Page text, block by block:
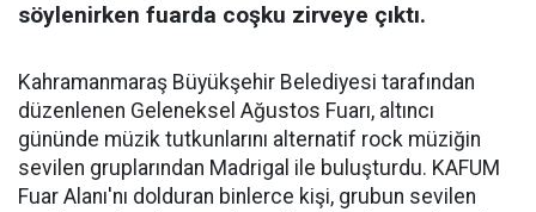
söylenirken fuarda coşku zirveye çıktı.
Kahramanmaraş Büyükşehir Belediyesi tarafından
düzenlenen Geleneksel Ağustos Fuarı, altıncı
gününde müzik tutkunlarını alternatif rock müziğin
sevilen gruplarından Madrigal ile buluşturdu. KAFUM
Fuar Alanı'nı dolduran binlerce kişi, grubun sevilen